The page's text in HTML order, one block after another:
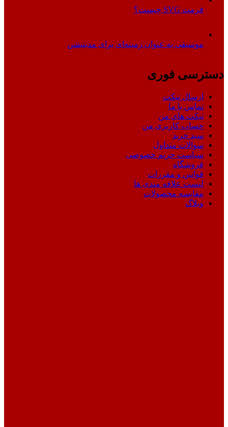
فرمت SVG چیست؟
موسیقی به عنوان زمینه‌ای برای مدیتیشن
دسترسی فوری
ارسال تیکت
تماس با ما
تیکت های من
حساب کاربری من
سبد خرید
سوالات متداول
سیاست حریم خصوصی
فروشگاه
قوانین و مقررات
لیست علاقه مندی ها
مقایسه محصولات
وبلاگ